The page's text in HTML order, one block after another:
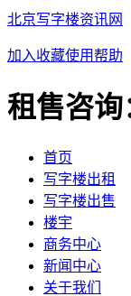
北京写字楼资讯网
加入收藏使用帮助
租售咨询
首页
写字楼出租
写字楼出售
楼宇
商务中心
新闻中心
关于我们